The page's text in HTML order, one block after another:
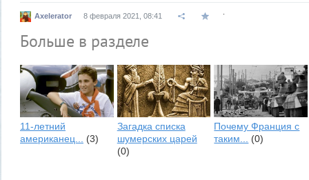
Axelerator 8 февраля 2021, 08:41
Больше в разделе
11-летний
американец... (3)
Загадка списка
шумерских царей
(0)
Почему Франция с
таким... (0)